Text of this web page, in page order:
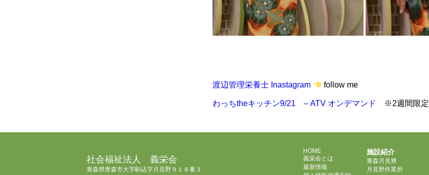
渡辺管理栄養士 Inastagram follow me
わっちtheキッチン9/21 – ATV オンデマンド ※2週間限定
社会福祉法人 義栄会
青森県青森市大字駒込字月見野９１８番３
HOME
義栄会とは
最新情報
施設紹介
青森月見寮
月見野作業所